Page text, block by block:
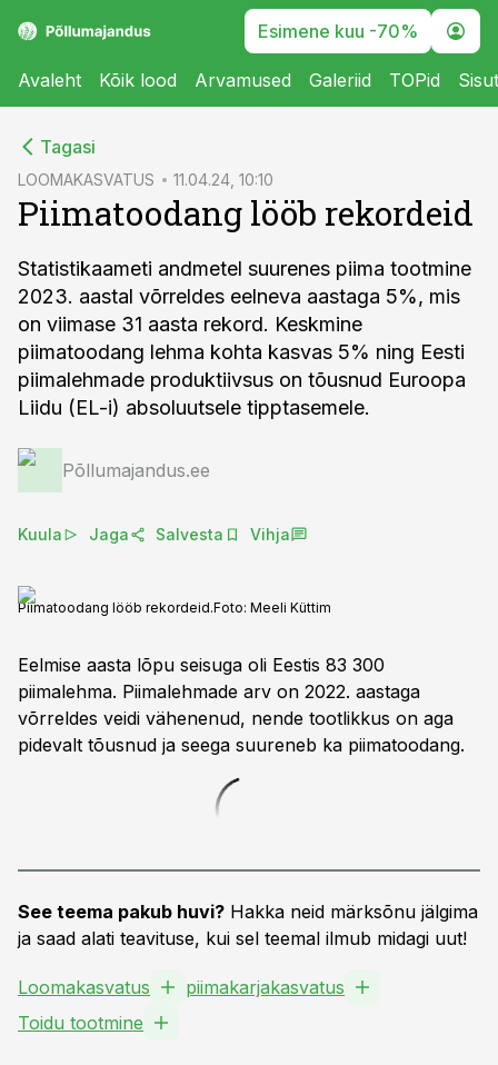
Esimene kuu -70%
Avaleht Kõik lood Arvamused Galeriid TOPid
Tagasi
LOOMAKASVATUS 11.04.24, 10:10
Piimatoodang lööb rekordeid
Statistikaameti andmetel suurenes piima tootmine
2023. aastal võrreldes eelneva aastaga 5%, mis
on viimase 31 aasta rekord. Keskmine
piimatoodang lehma kohta kasvas 5% ning Eesti
piimalehmade produktiivsus on tõusnud Euroopa
Liidu (EL-i) absoluutsele tipptasemele.
Põllumajandus.ee
Kuula Jaga Salvesta Vihja
Piimatoodang lööb rekordeid.Foto: Meeli Küttim
Eelmise aasta lõpu seisuga oli Eestis 83 300
piimalehma. Piimalehmade arv on 2022. aastaga
võrreldes veidi vähenenud, nende tootlikkus on aga
pidevalt tõusnud ja seega suureneb ka piimatoodang.
See teema pakub huvi? Hakka neid märksõnu jälgima
ja saad alati teavituse, kui sel teemal ilmub midagi uut!
Loomakasvatus
piimakarjakasvatus
Toidu tootmine